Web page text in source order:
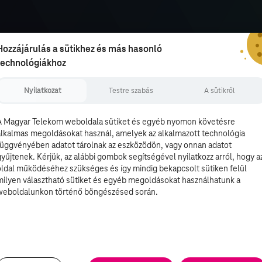
a sütikhez és más hasonló
Nyilatkozat Testre szabás A sütikről
Magyar Telekom weboldala sütiket és egyéb nyomon követésre
megoldásokat használ, amelyek az alkalmazott technológia
adatot tárolnak az eszközödön, vagy onnan adatot
Kérjük, az alábbi gombok segítségével nyilatkozz arról, hogy
működéséhez szükséges és így mindig bekapcsolt sütiken felül
választható sütiket és egyéb megoldásokat használhatunk a
történő böngészésed során.